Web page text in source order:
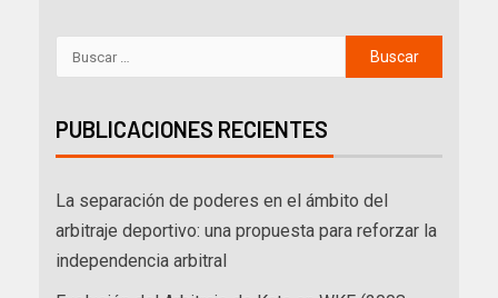
PUBLICACIONES RECIENTES
La separación de poderes en el ámbito del
arbitraje deportivo: una propuesta para reforzar la
independencia arbitral